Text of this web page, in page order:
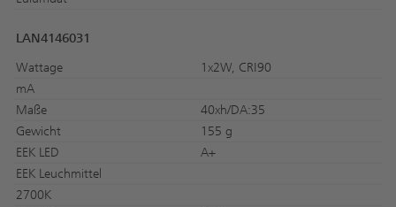
LAN4146031
Wattage
1x2W, CRI90
mA
Maße
40xh/DA:35
Gewicht
155 g
EEK LED
A+
EEK Leuchmittel
2700K